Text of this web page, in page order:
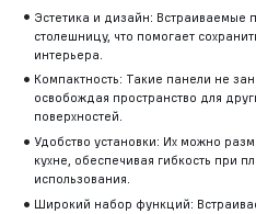
Эстетика и дизайн: Встраиваемые
столешницу, что помогает
интерьера.
Компактность: Такие панели не
освобождая пространство для
поверхностей.
Удобство установки: Их можно
кухне, обеспечивая гибкость при
использования.
Широкий набор функций: